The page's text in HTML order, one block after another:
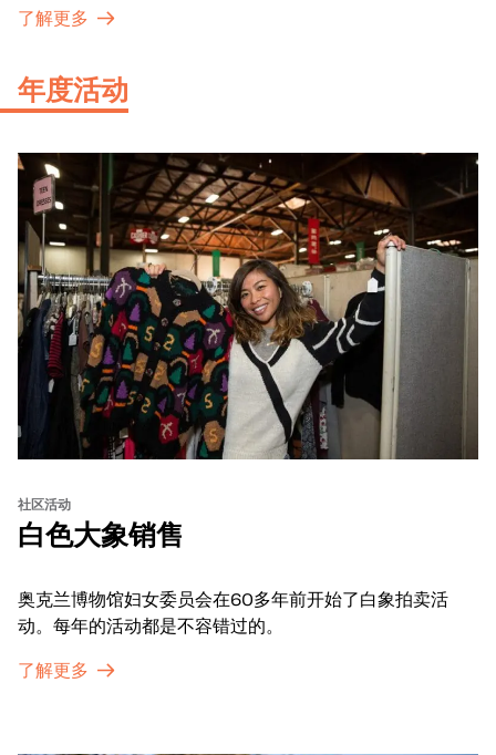
了解更多
年度活动
社区活动
白色大象销售
奥克兰博物馆妇女委员会在60多年前开始了白象拍卖活
动。每年的活动都是不容错过的。
了解更多